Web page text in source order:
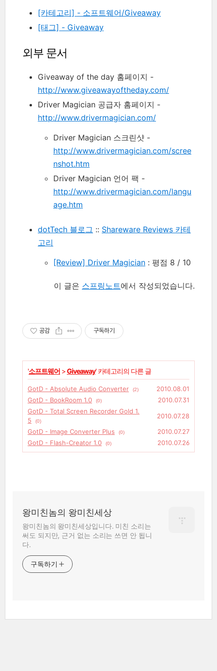
[카테고리] - 소프트웨어/Giveaway
[태그] - Giveaway
외부 문서
Giveaway of the day 홈페이지 -
http://www.giveawayoftheday.com/
Driver Magician 공급자 홈페이지 -
http://www.drivermagician.com/
Driver Magician 스크린샷 -
http://www.drivermagician.com/scree
nshot.htm
Driver Magician 언어 팩 -
http://www.drivermagician.com/langu
age.htm
dotTech 블로그 :: Shareware Reviews 카테
고리
[Review] Driver Magician : 평점 8 / 10
이 글은 스프링노트에서 작성되었습니다.
공감 구독하기
'소프트웨어 >Giveaway' 카테고리의 다른 글
GotD - Absolute Audio Converter (2)
2010.08.01
GotD - BookRoom 1.0
(0)
2010.07.31
GotD - Total Screen Recorder Gold 1.
5
(0)
2010.07.28
GotD - Image Converter Plus
(0)
2010.07.27
GotD - Flash-Creator 1.0
(0) 2010.07.26
왕미친놈의 왕미친세상
왕미친놈의 왕미친세상입니다. 미친 소리는
써도 되지만, 근거 없는 소리는 쓰면 안 됩니
다.
구독하기